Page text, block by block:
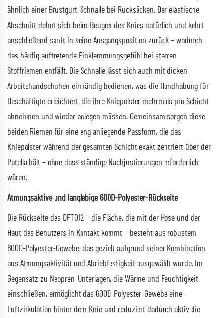
ähnlich einer Brustgurt-Schnalle bei Rucksäcken. Der elastische
Abschnitt dehnt sich beim Beugen des Knies natürlich und kehrt
anschließend sanft in seine Ausgangsposition zurück – wodurch
das häufig auftretende Einklemmungsgefühl bei starren
Stoffriemen entfällt. Die Schnalle lässt sich auch mit dicken
Arbeitshandschuhen einhändig bedienen, was die Handhabung für
Beschäftigte erleichtert, die ihre Kniepolster mehrmals pro Schicht
abnehmen und wieder anlegen müssen. Gemeinsam sorgen diese
beiden Riemen für eine eng anliegende Passform, die das
Kniepolster während der gesamten Schicht exakt zentriert über der
Patella hält – ohne dass ständige Nachjustierungen erforderlich
wären.
Atmungsaktive und langlebige 600D-Polyester-Rückseite
Die Rückseite des DFT012 – die Fläche, die mit der Hose und der
Haut des Benutzers in Kontakt kommt – besteht aus robustem
600D-Polyester-Gewebe, das gezielt aufgrund seiner Kombination
aus Atmungsaktivität und Abriebfestigkeit ausgewählt wurde. Im
Gegensatz zu Neopren-Unterlagen, die Wärme und Feuchtigkeit
einschließen, ermöglicht das 600D-Polyester-Gewebe eine
Luftzirkulation hinter dem Knie und reduziert dadurch aktiv die